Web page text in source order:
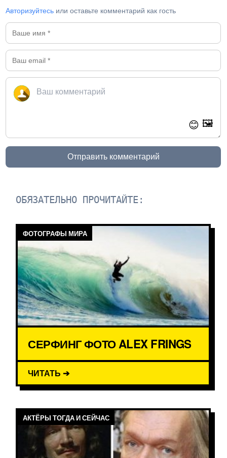
Авторизуйтесь или оставьте комментарий как гость
😊 🖼️
Отправить комментарий
ОБЯЗАТЕЛЬНО ПРОЧИТАЙТЕ:
ФОТОГРАФЫ МИРА
СЕРФИНГ ФОТО ALEX FRINGS
ЧИТАТЬ ➔
АКТЁРЫ ТОГДА И СЕЙЧАС